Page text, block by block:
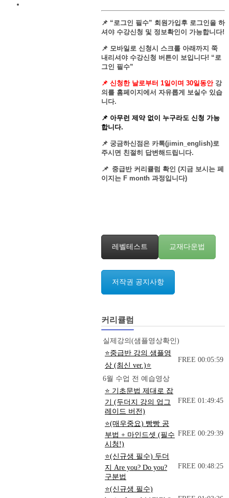
📌 “로그인 필수” 회원가입후 로그인을 하
셔야 수강신청 및 정보확인이 가능합니다!
📌 모바일로 신청시 스크롤 아래까지 쭉
내리셔야 수강신청 버튼이 보입니다! “로
그인 필수”
📌 신청한 날로부터 1일이며 30일동안강
의를 홈페이지에서 자유롭게 보실수 있습
니다.
📌 아무런 제약 없이 누구라도 신청 가능
합니다.
📌 궁금하신점은 카톡(jimin_english)로
주시면 친절히 답변해드립니다.
📌중급반 커리큘럼 확인 (지금 보시는 페
이지는 F month 과정입니다)
레벨테스트 교재다운법
저작권 공지사항
커리큘럼
실제강의(샘플영상확인)
⭐중급반 강의 샘플영
상 (최신 ver.)⭐
FREE 00:05:59
6월 수업 전 예습영상
⭐ 기초문법 제대로 잡
기 (두더지 강의 업그
레이드 버전)
FREE 01:49:45
⭐(매우중요) 빵빵 공
부법 + 마인드셋 (필수
시청!)
FREE 00:29:39
⭐(신규생 필수) 두더
지 Are you? Do you?
구분법
FREE 00:48:25
⭐(신규생 필수)